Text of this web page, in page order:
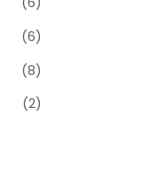
(6)
(8)
(2)